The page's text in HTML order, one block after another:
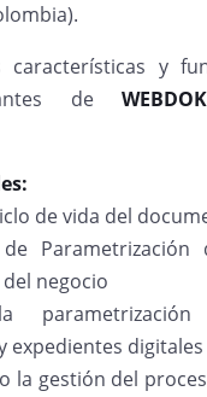
y
de
de vida del
Parametrización
negocio
expedientes digitales
la gestión del